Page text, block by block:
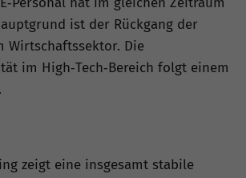
ist der Rückgang der
Wirtschaftssektor. Die
im High‑Tech‑Bereich folgt einem
zeigt eine insgesamt stabile